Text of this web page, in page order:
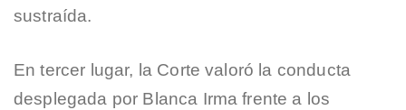
sustraída.
En tercer lugar, la Corte valoró la conducta
desplegada por Blanca Irma frente a los